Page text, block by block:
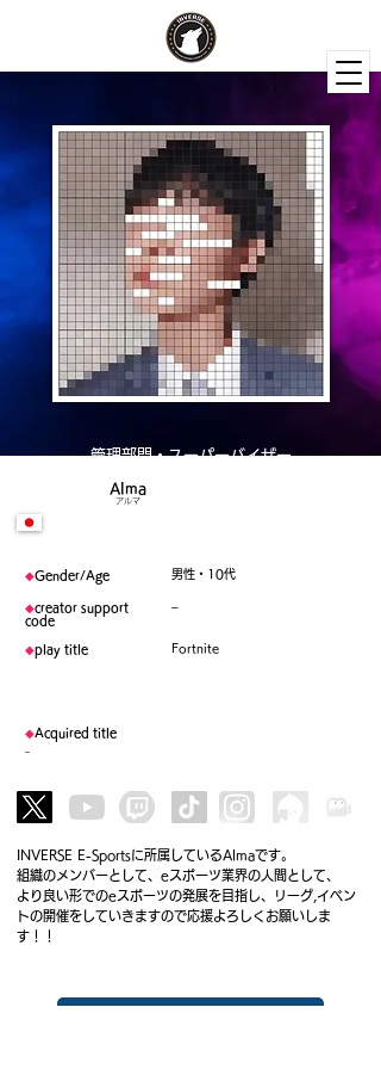
管理部門・スーパーバイザー
Alma
アルマ
◆Gender/Age
◆creator support
code
◆play title
男性・10代
–
Fortnite
◆Acquired title
–
INVERSE E-Sportsに所属しているAlmaです。
組織のメンバーとして、eスポーツ業界の人間として、
より良い形でのeスポーツの発展を目指し、リーグ,イベン
トの開催をしていきますので応援よろしくお願いしま
す！！